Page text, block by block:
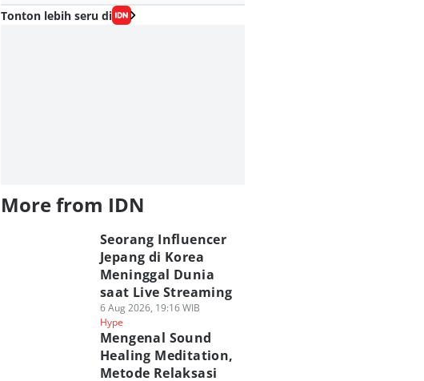
Tonton lebih seru di
More from IDN
Seorang Influencer
Jepang di Korea
Meninggal Dunia
saat Live Streaming
6 Aug 2026, 19:16 WIB
Hype
Mengenal Sound
Healing Meditation,
Metode Relaksasi